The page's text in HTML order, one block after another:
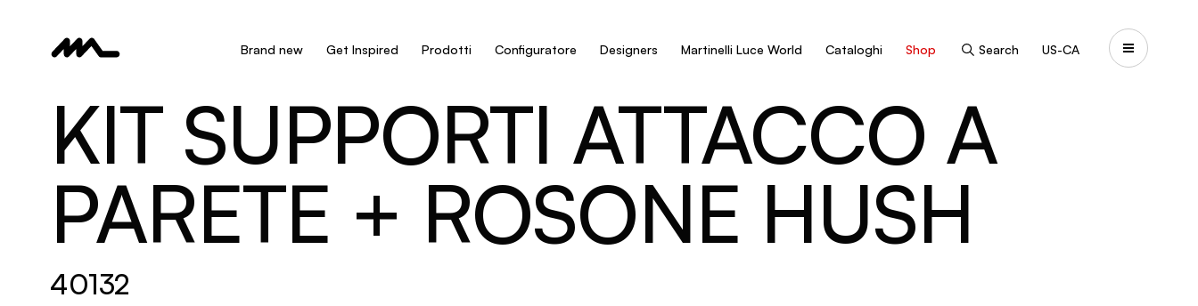
Brand new Get Inspired Prodotti Configuratore Designers Martinelli Luce World Cataloghi Shop Search US-CA
KIT SUPPORTI ATTACCO A
PARETE + ROSONE HUSH
40132